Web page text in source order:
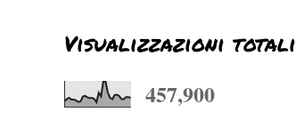
Visualizzazioni totali
457,900